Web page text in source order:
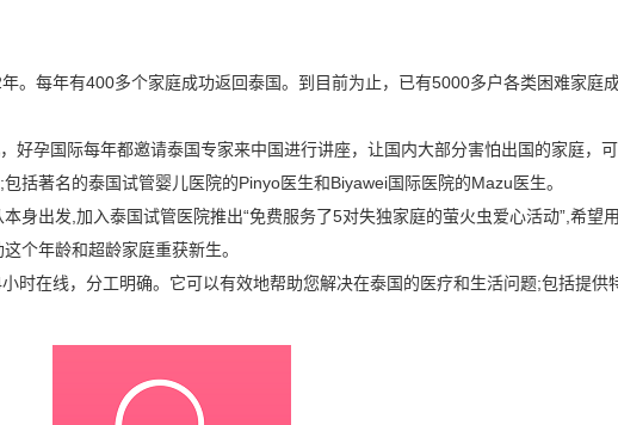
年有400多个家庭成功返回泰国。到目前为止，已有5000多户各类困难家庭
，好孕国际每年都邀请泰国专家来中国进行讲座，让国内大部分害怕出国的家庭，
括著名的泰国试管婴儿医院的Pinyo医生和Biyawei国际医院的Mazu医生。
发,加入泰国试管医院推出“免费服务了5对失独家庭的萤火虫爱心活动”,希望
个年龄和超龄家庭重获新生。
线，分工明确。它可以有效地帮助您解决在泰国的医疗和生活问题;包括提供